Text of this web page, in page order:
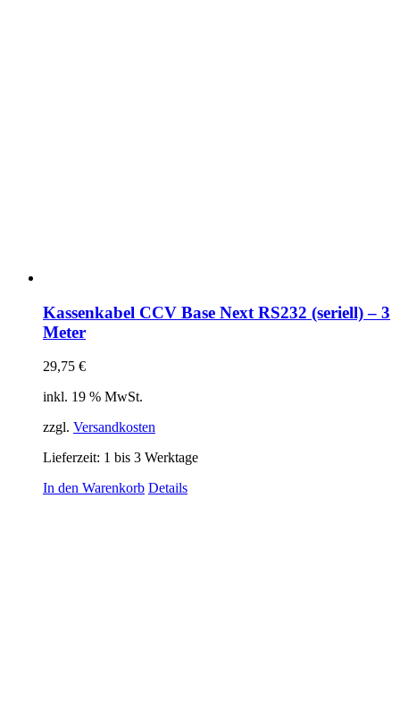
Kassenkabel CCV Base Next RS232 (seriell) – 3
Meter
29,75 €
inkl. 19 % MwSt.
zzgl. Versandkosten
Lieferzeit: 1 bis 3 Werktage
In den Warenkorb Details